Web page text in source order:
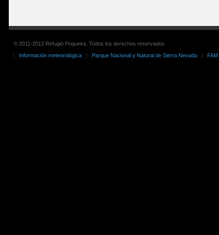
© 2011-2012 Refugio Poqueira. Todos los derechos reservados.
Información meteorológica
Parque Nacional y Natural de Sierra Nevada FAM